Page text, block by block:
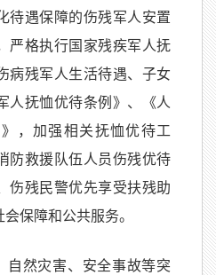
待遇保障的伤残军人安置
严格执行国家残疾军人抚
病残军人生活待遇、子女
人抚恤优待条例》、《人
，加强相关抚恤优待工
防救援队伍人员伤残优待
伤残民警优先享受扶残助
保障和公共服务。
自然灾害、安全事故等突